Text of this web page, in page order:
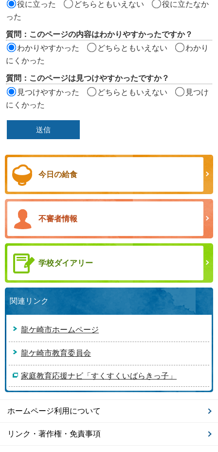
ア
役に立った
どちらともいえない
役に立たなか
った
質問：このページの内容はわかりやすかったですか？
わかりやすかった
どちらともいえない
わかり
にくかった
質問：このページは見つけやすかったですか？
見つけやすかった
どちらともいえない
見つけ
にくかった
今日の給食
不審者情報
学校ダイアリー
関連リンク
龍ケ崎市ホームページ
龍ケ崎市教育委員会
家庭教育応援ナビ「すくすくいばらきっ子」
ホームページ利用について
リンク・著作権・免責事項